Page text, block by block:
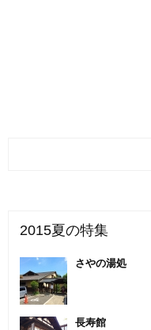
2015夏の特集
さやの湯処
長寿館